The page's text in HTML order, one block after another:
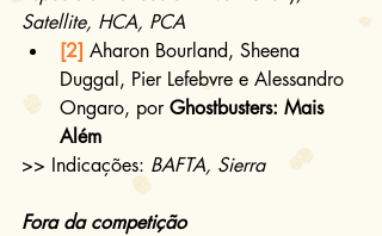
Satellite, HCA, PCA
[2] Aharon Bourland, Sheena
Duggal, Pier Lefebvre e Alessandro
Ongaro, por Ghostbusters: Mais
Além
>> Indicações: BAFTA, Sierra
Fora da competição